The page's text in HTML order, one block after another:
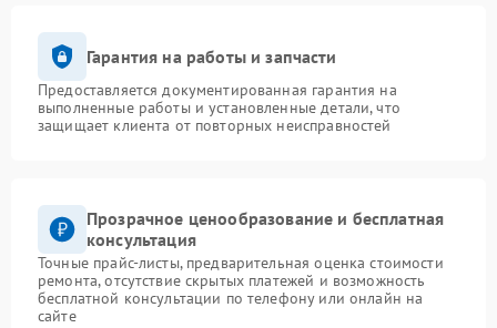
Гарантия на работы и запчасти
Предоставляется документированная гарантия на
выполненные работы и установленные детали, что
защищает клиента от повторных неисправностей
Прозрачное ценообразование и бесплатная
консультация
Точные прайс-листы, предварительная оценка стоимости
ремонта, отсутствие скрытых платежей и возможность
бесплатной консультации по телефону или онлайн на
сайте